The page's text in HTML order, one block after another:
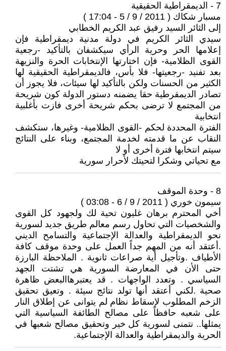
7 - الديمقراطية الحقيقية
مسبار شكاك ( 2011 / 9 / 5 - 17:04 )
إلى الثائر السيد رفيق عبد الكريم الخطابي
سيدي الثائر الكريم في دولة مدنية ديمقراطية فإن
إعلامها الحر وحرية الرأي سيكشفان بالتأكيد -رجعية
القوى الظلامية- فإن اختارتها الإنتخابات الحرة والنزيهة
بعد تفنيد -رجعيتها- فلا بأس، فالديمقراطية الحقيقية لها
الكثير من الحسنات ولكن بالتأكيد لها سيئات، فلا يجوز أن
تصادر الديمقرطية حقا يضمنه دستور الدولة كون شريحة
من المجتمع لا ترضى بحكم شريحة أخرى فازت بأغلبية
انتخابية
الفترة المحددة لحكم -القوى الظلامية- وغيرها، ستكشف
النقاب عن ما قدمته لخدمة المجتمع، وبناء على النتائج
سيتم انتخابها فترة أخرى أو لا
مع تحياتي وشكرا لتحيتك لأحرار سورية
8 - وحدة الموقف
سيمون خوري ( 2011 / 9 / 6 - 03:08 )
أخي المحترم برهان غليون تحية لك ولجهود كل القوى
والشخصيات التي تحاول رسم معالم طريق جديد لسورية
نحو الديمقراطية والعدالة الإجتماعية والتسامح الديني
.أعتقد أنه من المهم جداً العمل على وحدة موقف كافة
الأطياف .وتأجيل أية صراعات ثانوية . الملاحظة البارزة
حتى الأن في المعارضة السورية هي تشتت الجهد
السياسي . وتعدد الواجهات . قد يعتبرهاالبعض ظاهرة
صحية .لكني أعتقد أنها تولد نتائج سيئة . وتعيق تحقيق
الزخم المطلوب لإسقاط نظام لم يتوانى عن إطلاق النار
على شعبه حافظاً على مصالح الطائفة السياسية التي
يمثلها.. نتمنى لسورية كل خير وتحقيق مصالح شعبها في
الحرية والديمقراطية والعدالة الإجتماعية.